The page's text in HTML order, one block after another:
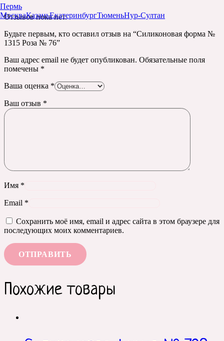
Пермь
МоскваКазаньЕкатеринбургТюменьНур-Султан
Отзывов пока нет.
Будьте первым, кто оставил отзыв на “Силиконовая форма №
1315 Роза № 76”
Ваш адрес email не будет опубликован. Обязательные поля
помечены *
Ваша оценка *
Ваш отзыв *
Имя *
Email *
Сохранить моё имя, email и адрес сайта в этом браузере для
последующих моих комментариев.
Похожие товары